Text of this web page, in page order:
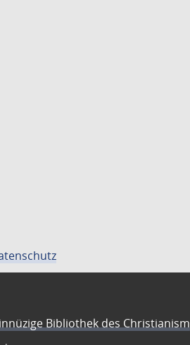
Bibliothek des Christianism